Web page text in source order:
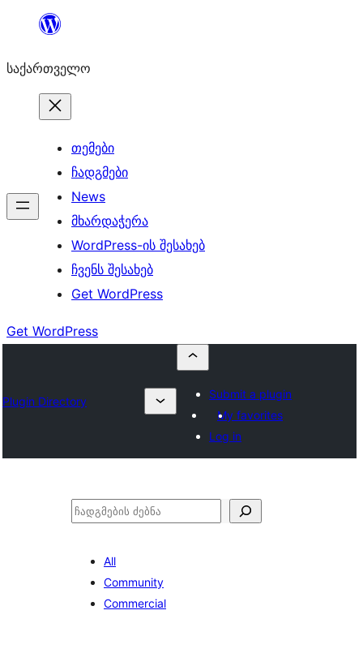
შიგთავსზე
საქართველო
თემები
ჩადგმები
News
მხარდაჭერა
WordPress-ის შესახებ
ჩვენს შესახებ
Get WordPress
Get WordPress
Plugin Directory
Submit a plugin
My favorites
Log in
ძებნა
All
Community
Commercial